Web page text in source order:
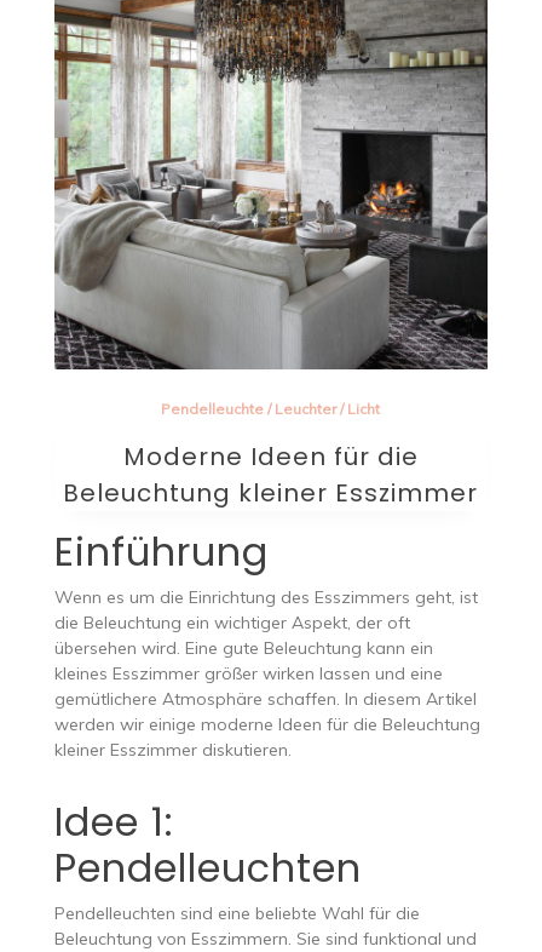
Pendelleuchte / Leuchter/ Licht
Moderne Ideen für die
Beleuchtung kleiner Esszimmer
Einführung
Wenn es um die Einrichtung des Esszimmers geht, ist
die Beleuchtung ein wichtiger Aspekt, der oft
übersehen wird. Eine gute Beleuchtung kann ein
kleines Esszimmer größer wirken lassen und eine
gemütlichere Atmosphäre schaffen. In diesem Artikel
werden wir einige moderne Ideen für die Beleuchtung
kleiner Esszimmer diskutieren.
Idee 1:
Pendelleuchten
Pendelleuchten sind eine beliebte Wahl für die
Beleuchtung von Esszimmern. Sie sind funktional und